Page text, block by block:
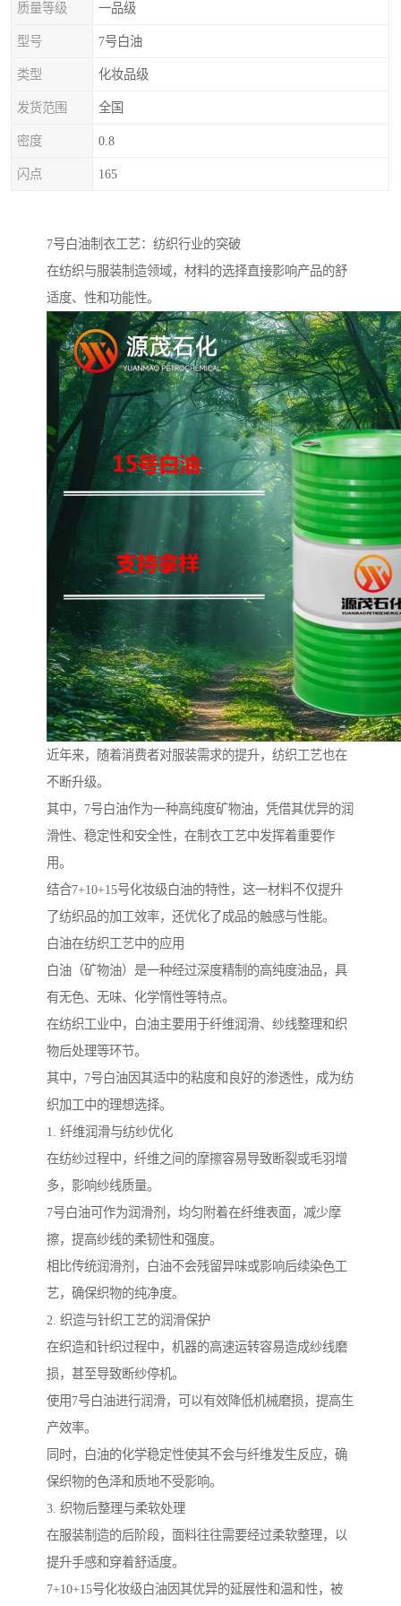
质量等级 一品级
型号 7号白油
类型 化妆品级
发货范围 全国
密度 0.8
闪点 165
7号白油制衣工艺：纺织行业的突破
在纺织与服装制造领域，材料的选择直接影响产品的舒
适度、性和功能性。
近年来，随着消费者对服装需求的提升，纺织工艺也在
不断升级。
其中，7号白油作为一种高纯度矿物油，凭借其优异的润
滑性、稳定性和安全性，在制衣工艺中发挥着重要作
用。
结合7+10+15号化妆级白油的特性，这一材料不仅提升
了纺织品的加工效率，还优化了成品的触感与性能。
白油在纺织工艺中的应用
白油（矿物油）是一种经过深度精制的高纯度油品，具
有无色、无味、化学惰性等特点。
在纺织工业中，白油主要用于纤维润滑、纱线整理和织
物后处理等环节。
其中，7号白油因其适中的粘度和良好的渗透性，成为纺
织加工中的理想选择。
1. 纤维润滑与纺纱优化
在纺纱过程中，纤维之间的摩擦容易导致断裂或毛羽增
多，影响纱线质量。
7号白油可作为润滑剂，均匀附着在纤维表面，减少摩
擦，提高纱线的柔韧性和强度。
相比传统润滑剂，白油不会残留异味或影响后续染色工
艺，确保织物的纯净度。
2. 织造与针织工艺的润滑保护
在织造和针织过程中，机器的高速运转容易造成纱线磨
损，甚至导致断纱停机。
使用7号白油进行润滑，可以有效降低机械磨损，提高生
产效率。
同时，白油的化学稳定性使其不会与纤维发生反应，确
保织物的色泽和质地不受影响。
3. 织物后整理与柔软处理
在服装制造的后阶段，面料往往需要经过柔软整理，以
提升手感和穿着舒适度。
7+10+15号化妆级白油因其优异的延展性和温和性，被